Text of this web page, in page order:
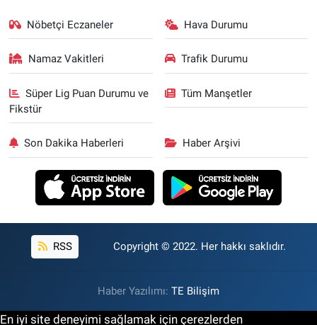
Nöbetçi Eczaneler Hava Durumu
Namaz Vakitleri Trafik Durumu
Süper Lig Puan Durumu ve
Fikstür
Tüm Manşetler
Son Dakika Haberleri Haber Arşivi
RSS Copyright © 2022. Her hakkı saklıdır.
Haber Yazılımı: TE Bilişim
En iyi site deneyimi sağlamak için çerezlerden